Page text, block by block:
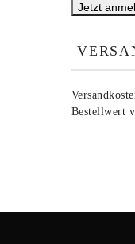
Bestellwert